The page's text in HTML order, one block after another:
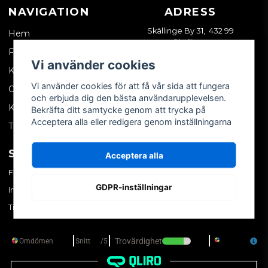
NAVIGATION
Hem
Företagskund
Kontakta oss
Om oss
Köpvillkor
Tips & trix
ADRESS
Skällinge By 31, 432 99
Skällinge
SOCIALA MEDIER
Facebook
Instagram
TikTok
MITT KONTO
Skapa konto
Vi använder cookies
Vi använder cookies för att få vår sida att fungera
och erbjuda dig den bästa användarupplevelsen.
Bekräfta ditt samtycke genom att trycka på
Acceptera alla eller redigera genom inställningarna
Acceptera alla
GDPR-inställningar